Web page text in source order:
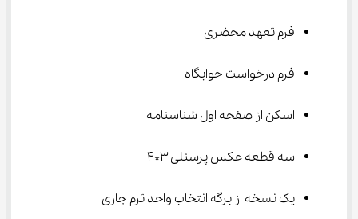
فرم تعهد محضری
فرم درخواست خوابگاه
اسکن از صفحه اول شناسنامه
سه قطعه عکس پرسنلی 3*4
یک نسخه از برگه انتخاب واحد ترم جاری